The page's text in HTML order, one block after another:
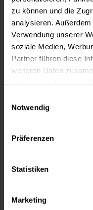
zu können und die
analysieren.
Verwendung unserer
soziale Medien,
Partner führen diese
weiteren Daten
Notwendig
Präferenzen
Statistiken
Marketing
Merken
Kostenloser Versand